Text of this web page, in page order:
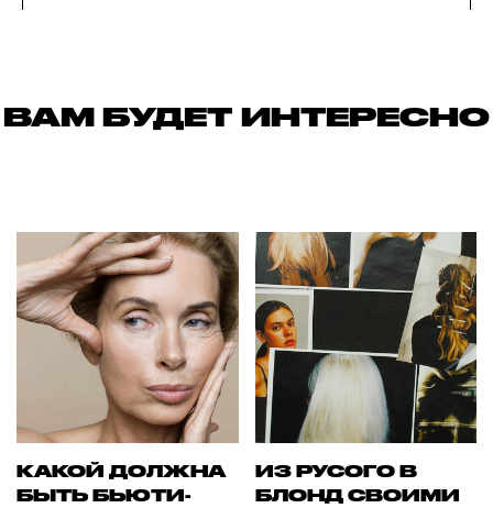
ВАМ БУДЕТ ИНТЕРЕСНО
КАКОЙ ДОЛЖНА
БЫТЬ БЬЮТИ-
ИЗ РУСОГО В
БЛОНД СВОИМИ